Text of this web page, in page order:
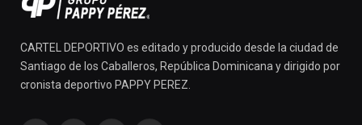
CARTEL DEPORTIVO es editado y producido desde la ciudad de
Santiago de los Caballeros, República Dominicana y dirigido por
cronista deportivo PAPPY PEREZ.